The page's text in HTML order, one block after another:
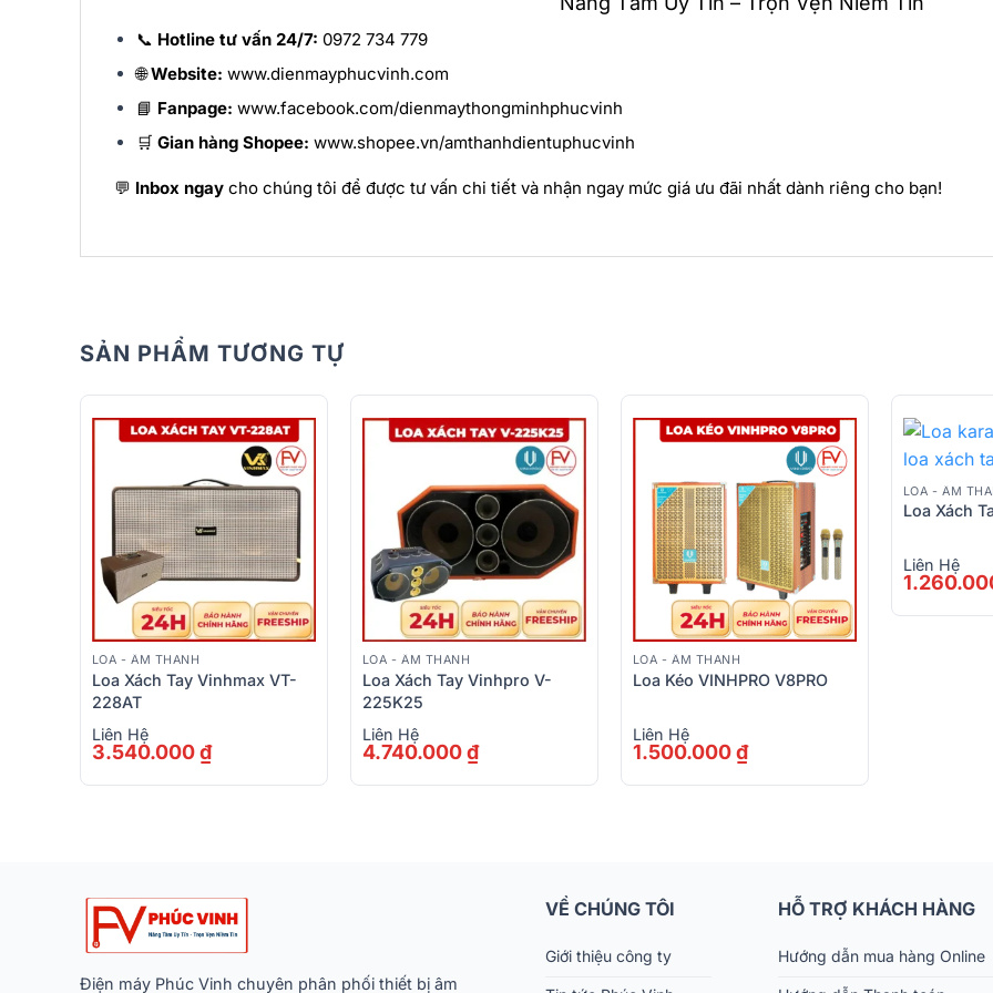
📞 Hotline tư vấn 24/7: 0972 734 779
🌐Website: www.dienmayphucvinh.com
📘 Fanpage: www.facebook.com/dienmaythongminhphucvinh
🛒 Gian hàng Shopee: www.shopee.vn/amthanhdientuphucvinh
💬 Inbox ngay cho chúng tôi để được tư vấn chi tiết và nhận ngay mức giá ưu đãi nhất dành riêng cho bạn!
SẢN PHẨM TƯƠNG TỰ
LOA - ÂM THANH
Loa Xách Tay Vinhmax VT-
228AT
3.540.000₫
Liên Hệ
LOA - ÂM THANH
Loa Xách Tay Vinhpro V-
225K25
4.740.000₫
Liên Hệ
LOA - ÂM THANH
Loa Kéo VINHPRO V8PRO
1.500.000₫
Liên Hệ
LOA - ÂM
Loa Xách
Liên Hệ
Điện máy Phúc Vinh chuyên phân phối thiết bị âm
VỀ CHÚNG TÔI
Giới thiệu công ty
HỖ TRỢ KHÁCH HÀNG
Hướng dẫn mua hàng Online